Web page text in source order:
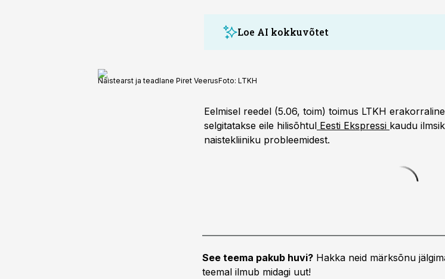
Loe AI kokkuvõtet
Naistearst ja teadlane Piret VeerusFoto: LTKH
Eelmisel reedel (5.06, toim) toimus LTKH
selgitatakse eile hilisõhtul Eesti Ekspressi kaudu
naistekliiniku probleemidest.
See teema pakub huvi? Hakka neid märksõnu
teemal ilmub midagi uut!